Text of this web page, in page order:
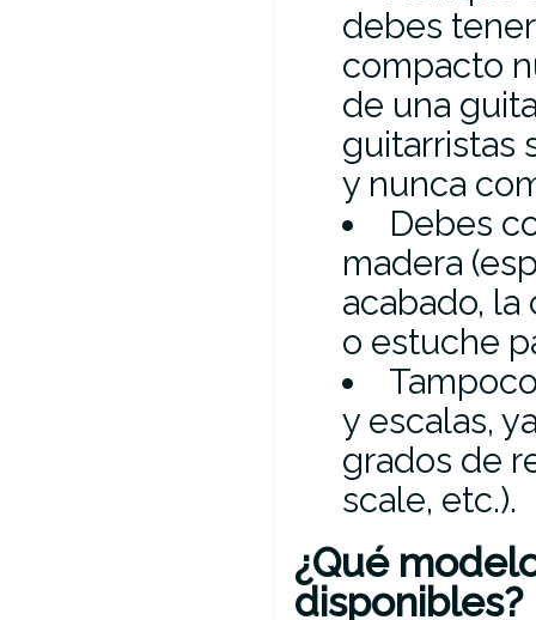
debes
compacto
de una
guitarristas
y nunca
Debes
madera
acabado,
o estuche
y escalas,
grados de
scale, etc.).
¿Qué
disponibles?